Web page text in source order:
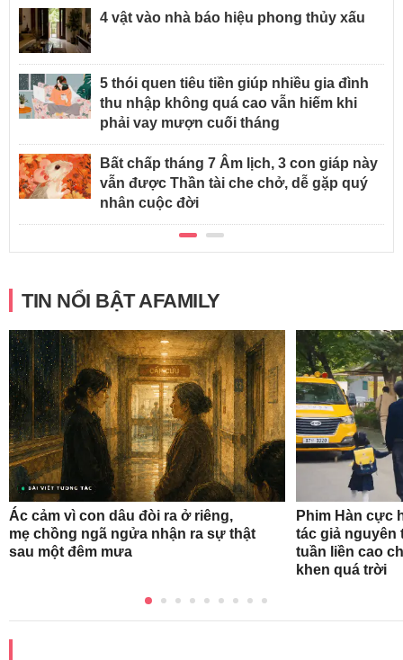
4 vật vào nhà báo hiệu phong thủy xấu
5 thói quen tiêu tiền giúp nhiều gia đình
thu nhập không quá cao vẫn hiếm khi
phải vay mượn cuối tháng
Bất chấp tháng 7 Âm lịch, 3 con giáp này
vẫn được Thần tài che chở, dễ gặp quý
nhân cuộc đời
TIN NỔI BẬT AFAMILY
Ác cảm vì con dâu đòi ra ở riêng,
mẹ chồng ngã ngửa nhận ra sự thật
sau một đêm mưa
Phim Hàn cực
tác giả nguyên
tuần liền cao